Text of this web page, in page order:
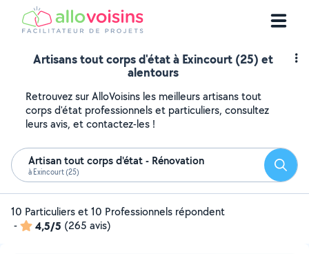
Artisans tout corps d'état à Exincourt (25) et
alentours
Retrouvez sur AlloVoisins les meilleurs artisans tout
corps d'état professionnels et particuliers, consultez
leurs avis, et contactez-les !
Artisan tout corps d'état - Rénovation
à Exincourt (25)
10 Particuliers et 10 Professionnels répondent
-
4,5/5 (265 avis)